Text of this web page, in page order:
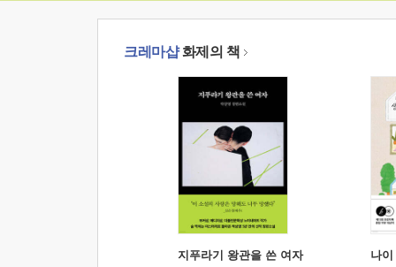
크레마샵화제의 책
지푸라기 왕관을 쓴 여자 나